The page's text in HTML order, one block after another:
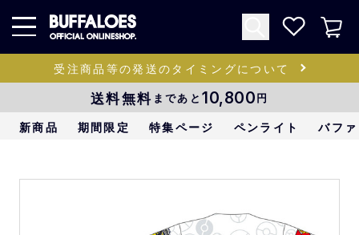
受注商品等の発送のタイミングについて
送料無料 まであと 10,800円
新商品 期間限定 特集ページ ペンライト バフ